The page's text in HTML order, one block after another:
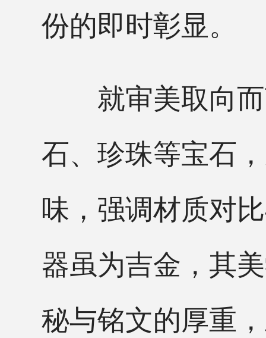
份的即时彰显。
就审美取向而
石、珍珠等宝石
味，强调材质对
器虽为吉金，其
秘与铭文的厚重